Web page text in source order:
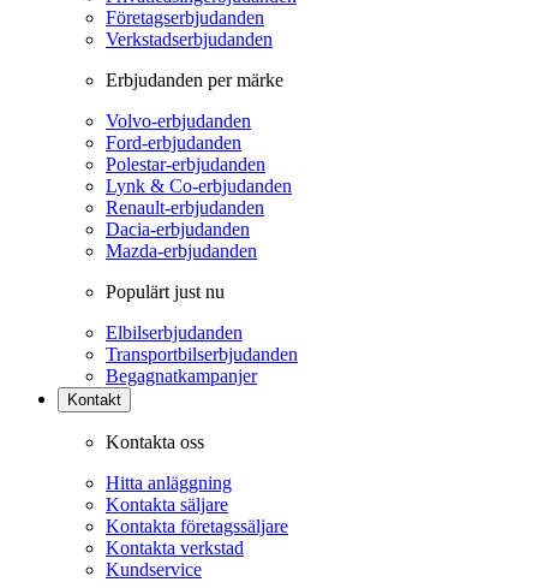
Företagserbjudanden
Verkstadserbjudanden
Erbjudanden per märke
Volvo-erbjudanden
Ford-erbjudanden
Polestar-erbjudanden
Lynk & Co-erbjudanden
Renault-erbjudanden
Dacia-erbjudanden
Mazda-erbjudanden
Populärt just nu
Elbilserbjudanden
Transportbilserbjudanden
Begagnatkampanjer
Kontakt
Kontakta oss
Hitta anläggning
Kontakta säljare
Kontakta företagssäljare
Kontakta verkstad
Kundservice